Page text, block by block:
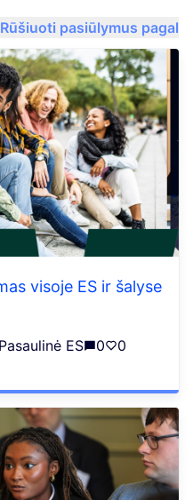
Rūšiuoti pasiūlymus pagal
visoje ES ir šalyse
Pasaulinė ES 0 0